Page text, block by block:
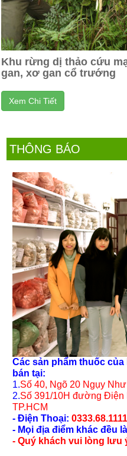
Khu rừng dị thảo cứu
gan, xơ gan cổ trướng
Xem Chi Tiết
THÔNG BÁO
Các sản phẩm thuốc
bán tại:
1.Số 40, Ngõ 20 Ngụy
2.Số 391/10H đường Điện
TP.HCM
- Điện Thoại: 0333.68.1111
- Mọi địa điểm khác đều là
- Quý khách vui lòng lưu